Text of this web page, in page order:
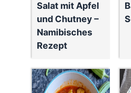
Salat mit Apfel
und Chutney –
Namibisches
Rezept